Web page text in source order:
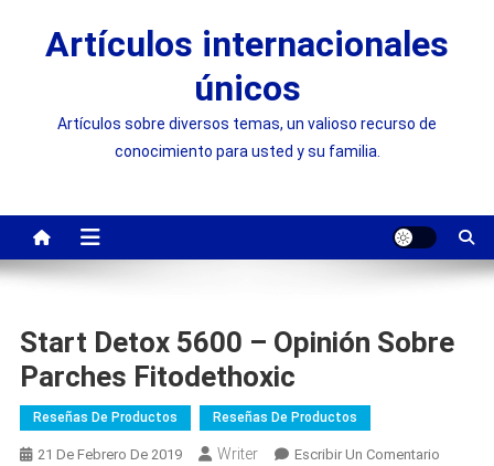
Artículos internacionales
únicos
Artículos sobre diversos temas, un valioso recurso de
conocimiento para usted y su familia.
Start Detox 5600 – Opinión Sobre
Parches Fitodethoxic
Reseñas De Productos Reseñas De Productos
21 De Febrero De 2019 Writer Escribir Un ComentarioOn